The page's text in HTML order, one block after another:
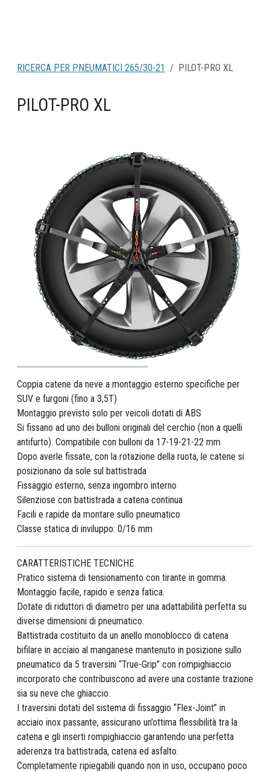
RICERCA PER PNEUMATICI 265/30-21 PILOT-PRO XL
PILOT-PRO XL
Coppia catene da neve a montaggio esterno specifiche per
SUV e furgoni (fino a 3,5T)
Montaggio previsto solo per veicoli dotati di ABS
Si fissano ad uno dei bulloni originali del cerchio (non a quelli
antifurto). Compatibile con bulloni da 17-19-21-22 mm
Dopo averle fissate, con la rotazione della ruota, le catene si
posizionano da sole sul battistrada
Fissaggio esterno, senza ingombro interno
Silenziose con battistrada a catena continua
Facili e rapide da montare sullo pneumatico
Classe statica di inviluppo: 0/16 mm
CARATTERISTICHE TECNICHE
Pratico sistema di tensionamento con tirante in gomma.
Montaggio facile, rapido e senza fatica.
Dotate di riduttori di diametro per una adattabilità perfetta su
diverse dimensioni di pneumatico.
Battistrada costituito da un anello monoblocco di catena
bifilare in acciaio al manganese mantenuto in posizione sullo
pneumatico da 5 traversini “True-Grip” con rompighiaccio
incorporato che contribuiscono ad avere una costante trazione
sia su neve che ghiaccio.
I traversini dotati del sistema di fissaggio “Flex-Joint” in
acciaio inox passante, assicurano un’ottima flessibilità tra la
catena e gli inserti rompighiaccio garantendo una perfetta
aderenza tra battistrada, catena ed asfalto.
Completamente ripiegabili quando non in uso, occupano poco